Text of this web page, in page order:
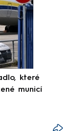
které
municí